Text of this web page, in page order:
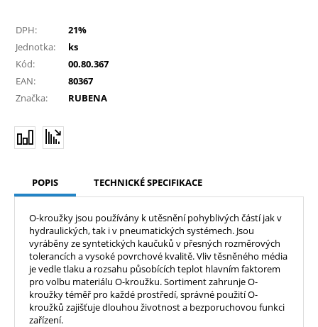
DPH:
21%
Jednotka:
ks
Kód:
00.80.367
EAN:
80367
Značka:
RUBENA
POPIS TECHNICKÉ SPECIFIKACE
O-kroužky jsou používány k utěsnění pohyblivých částí jak v
hydraulických, tak i v pneumatických systémech. Jsou
vyráběny ze syntetických kaučuků v přesných rozměrových
tolerancích a vysoké povrchové kvalitě. Vliv těsněného média
je vedle tlaku a rozsahu působících teplot hlavním faktorem
pro volbu materiálu O-kroužku. Sortiment zahrunje O-
kroužky téměř pro každé prostředí, správné použití O-
kroužků zajišťuje dlouhou životnost a bezporuchovou funkci
zařízení.